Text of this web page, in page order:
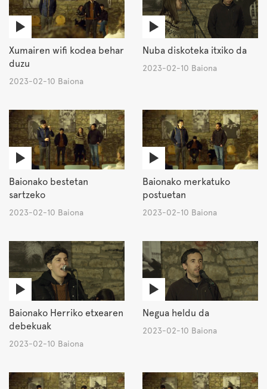
Xumairen wifi kodea behar
duzu
2023-02-10 Baiona
Nuba diskoteka itxiko da
2023-02-10 Baiona
Baionako bestetan
sartzeko
2023-02-10 Baiona
Baionako merkatuko
postuetan
2023-02-10 Baiona
Baionako Herriko etxearen
debekuak
2023-02-10 Baiona
Negua heldu da
2023-02-10 Baiona